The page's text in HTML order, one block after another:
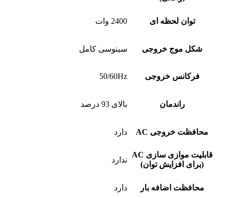
توان لحظه ای 2400 وات
شکل موج خروجی سینوسی کامل
فرکانس خروجی 50/60Hz
راندمان بالای 93 درصد
محافظت خروجی AC دارد
قابلیت موازی سازی AC
(برای افزایش توان)
ندارد
محافظت اضافه بار دارد